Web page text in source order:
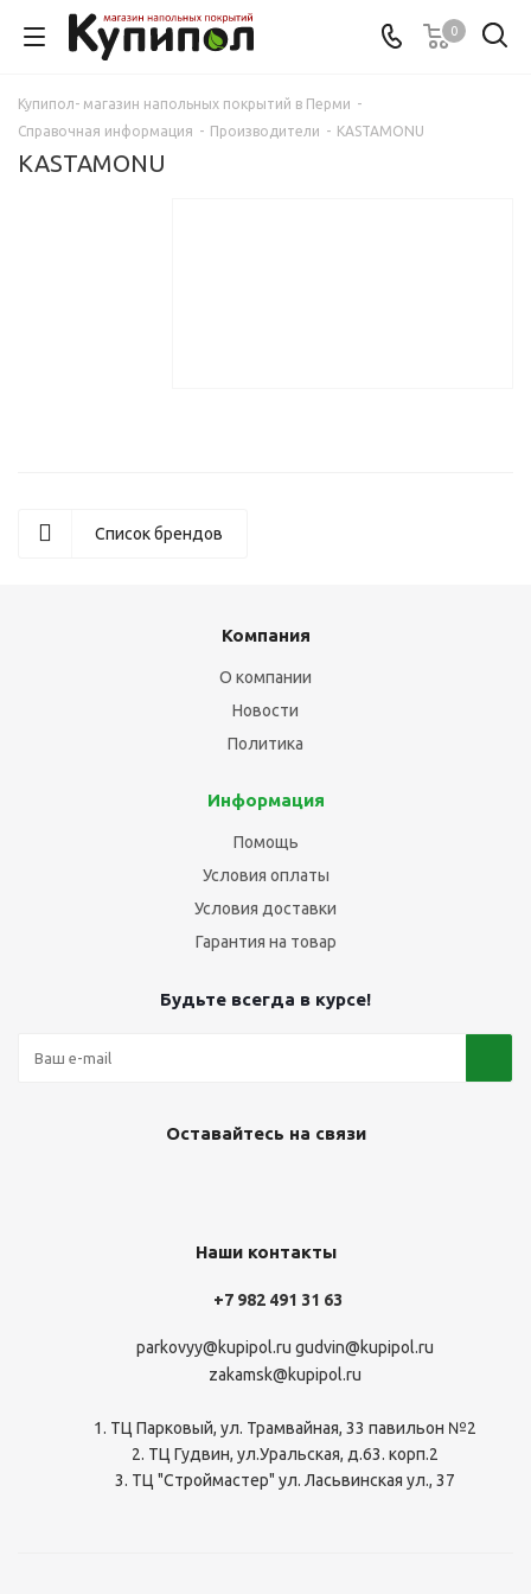
0
Купипол- магазин напольных покрытий в Перми -
Справочная информация - Производители - KASTAMONU
KASTAMONU
Список брендов
Компания
О компании
Новости
Политика
Информация
Помощь
Условия оплаты
Условия доставки
Гарантия на товар
Будьте всегда в курсе!
Оставайтесь на связи
Наши контакты
+7 982 491 31 63
parkovyy@kupipol.ru gudvin@kupipol.ru
zakamsk@kupipol.ru
1. ТЦ Парковый, ул. Трамвайная, 33 павильон №2
2. ТЦ Гудвин, ул.Уральская, д.63. корп.2
3. ТЦ "Строймастер" ул. Ласьвинская ул., 37